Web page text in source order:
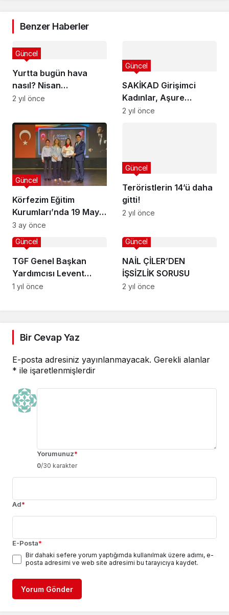
Benzer Haberler
Yurtta bugün hava
nasıl? Nisan
yağmurlarına dikkat!
Güncel
2 yıl önce
SAKİKAD Girişimci
Kadınlar, Aşure
sofrasında buluştu
Güncel
2 yıl önce
Körfezim Eğitim
Kurumları’nda 19 Mayıs
Coşkusu
Güncel
3 ay önce
Teröristlerin 14’ü daha
gitti!
Güncel
2 yıl önce
TGF Genel Başkan
Yardımcısı Levent
Altun Zonguldak’ta!
Güncel
1 yıl önce
NAİL ÇİLER’DEN
İŞSİZLİK SORUSU
Güncel
2 yıl önce
Bir Cevap Yaz
E-posta adresiniz yayınlanmayacak. Gerekli alanlar
* ile işaretlenmişlerdir
Yorumunuz*
0/30 karakter
Ad*
E-Posta*
Bir dahaki sefere yorum yaptığımda kullanılmak üzere adımı, e-
posta adresimi ve web site adresimi bu tarayıcıya kaydet.
Yorum Gönder